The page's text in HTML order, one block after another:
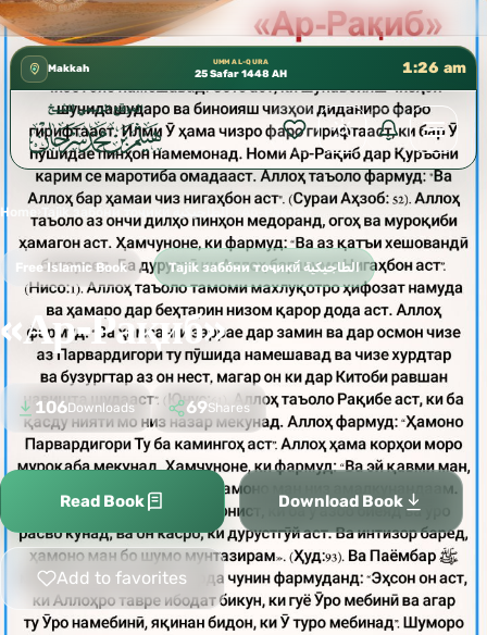
كتب الشيخ هيثم سرحان حفظه الله متوفرة مجانًا في
Makkah
UMM AL-QURA
25 Safar 1448 AH 1:26 am
Home «Ар-Рақиб»
Free Islamic Book Tajik забо́ни тоҷикӣ́ الطاجيكية
«Ар-Рақиб»
106Downloads 69Shares
Read Book Download Book
Add to favorites